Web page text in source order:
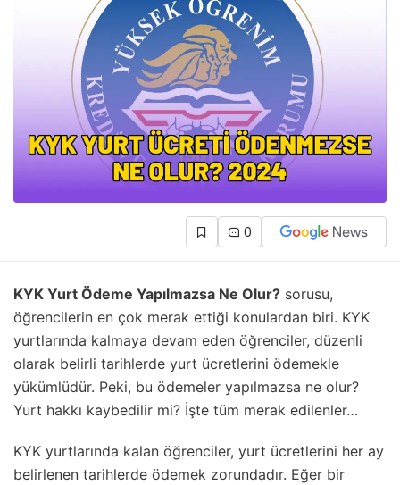
0
KYK Yurt Ödeme Yapılmazsa Ne Olur? sorusu,
öğrencilerin en çok merak ettiği konulardan biri. KYK
yurtlarında kalmaya devam eden öğrenciler, düzenli
olarak belirli tarihlerde yurt ücretlerini ödemekle
yükümlüdür. Peki, bu ödemeler yapılmazsa ne olur?
Yurt hakkı kaybedilir mi? İşte tüm merak edilenler…
KYK yurtlarında kalan öğrenciler, yurt ücretlerini her ay
belirlenen tarihlerde ödemek zorundadır. Eğer bir